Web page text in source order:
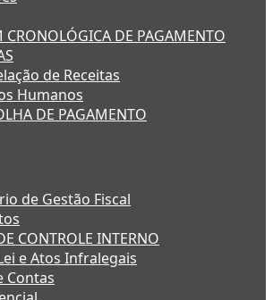
CRONOLÓGICA DE PAGAMENTO
de Receitas
Humanos
DE PAGAMENTO
de Gestão Fiscal
CONTROLE INTERNO
e Atos Infralegais
Contas